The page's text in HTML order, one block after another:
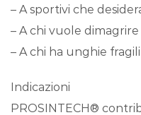
– A sportivi che
– A chi vuole
– A chi ha unghie
Indicazioni
PROSINTECH®